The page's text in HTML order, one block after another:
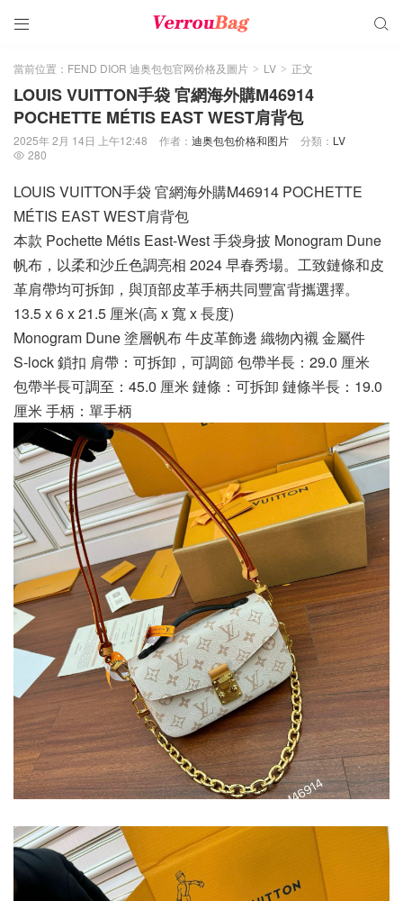
 
當前位置： FEND DIOR 迪奥包包官网价格及圖片 > LV > 正文
LOUIS VUITTON手袋 官網海外購M46914
POCHETTE MÉTIS EAST WEST肩背包
2025年 2月 14日 上午12:48 作者： 迪奥包包价格和图片 分類： LV
 280
LOUIS VUITTON手袋 官網海外購M46914 POCHETTE
MÉTIS EAST WEST肩背包
本款 Pochette Métis East-West 手袋身披 Monogram Dune
帆布，以柔和沙丘色調亮相 2024 早春秀場。工致鏈條和皮
革肩帶均可拆卸，與頂部皮革手柄共同豐富背攜選擇。
13.5 x 6 x 21.5 厘米(高 x 寬 x 長度)
Monogram Dune 塗層帆布 牛皮革飾邊 織物內襯 金屬件
S-lock 鎖扣 肩帶：可拆卸，可調節 包帶半長：29.0 厘米
包帶半長可調至：45.0 厘米 鏈條：可拆卸 鏈條半長：19.0
厘米 手柄：單手柄